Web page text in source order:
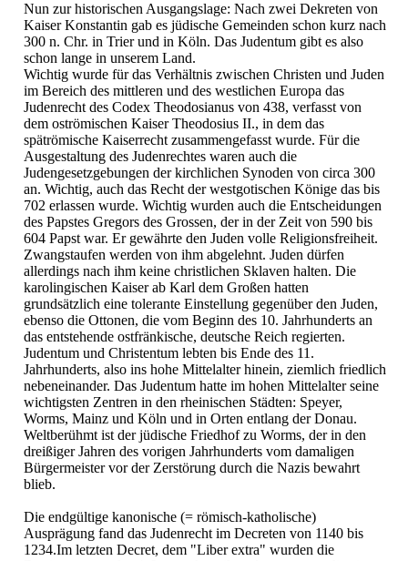
Nun zur historischen Ausgangslage: Nach zwei Dekreten von
Kaiser Konstantin gab es jüdische Gemeinden schon kurz nach
300 n. Chr. in Trier und in Köln. Das Judentum gibt es also
schon lange in unserem Land.
Wichtig wurde für das Verhältnis zwischen Christen und Juden
im Bereich des mittleren und des westlichen Europa das
Judenrecht des Codex Theodosianus von 438, verfasst von
dem oströmischen Kaiser Theodosius II., in dem das
spätrömische Kaiserrecht zusammengefasst wurde. Für die
Ausgestaltung des Judenrechtes waren auch die
Judengesetzgebungen der kirchlichen Synoden von circa 300
an. Wichtig, auch das Recht der westgotischen Könige das bis
702 erlassen wurde. Wichtig wurden auch die Entscheidungen
des Papstes Gregors des Grossen, der in der Zeit von 590 bis
604 Papst war. Er gewährte den Juden volle Religionsfreiheit.
Zwangstaufen werden von ihm abgelehnt. Juden dürfen
allerdings nach ihm keine christlichen Sklaven halten. Die
karolingischen Kaiser ab Karl dem Großen hatten
grundsätzlich eine tolerante Einstellung gegenüber den Juden,
ebenso die Ottonen, die vom Beginn des 10. Jahrhunderts an
das entstehende ostfränkische, deutsche Reich regierten.
Judentum und Christentum lebten bis Ende des 11.
Jahrhunderts, also ins hohe Mittelalter hinein, ziemlich friedlich
nebeneinander. Das Judentum hatte im hohen Mittelalter seine
wichtigsten Zentren in den rheinischen Städten: Speyer,
Worms, Mainz und Köln und in Orten entlang der Donau.
Weltberühmt ist der jüdische Friedhof zu Worms, der in den
dreißiger Jahren des vorigen Jahrhunderts vom damaligen
Bürgermeister vor der Zerstörung durch die Nazis bewahrt
blieb.
Die endgültige kanonische (= römisch-katholische)
Ausprägung fand das Judenrecht im Decreten von 1140 bis
1234.Im letzten Decret, dem "Liber extra" wurden die